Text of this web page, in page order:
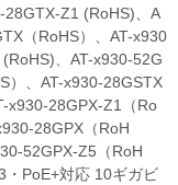
28GTX-Z1 (RoHS)、A
（RoHS）、AT-x930
、AT-x930-52G
）、AT-x930-28GSTX
x930-28GPX-Z1（Ro
28GPX（RoH
52GPX-Z5（RoH
・PoE+対応 10ギガビ